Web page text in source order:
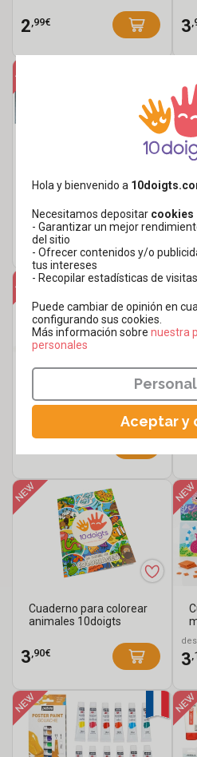
2 ,99€ 3
Tubes de rocaille negros
,49€ 3
Pintura acrílica 20 ml - 12
o 25 colores
Cuaderno para colorear
animales 10doigts
3 ,90€ 3
Hola y bienvenido a
Necesitamos depositar cookies
- Garantizar un mejor
del sitio
- Ofrecer contenidos y/o
tus intereses
- Recopilar estadísticas de
Puede cambiar de opinión en
configurando sus cookies.
Más información sobre ​​​​​​​nuestra
personales
Aceptar y